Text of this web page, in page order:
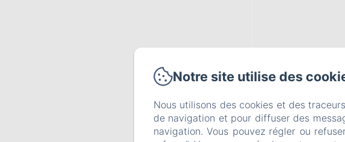
Notre site utilise des
Nous utilisons des cookies et des
de navigation et pour diffuser des
navigation. Vous pouvez régler ou